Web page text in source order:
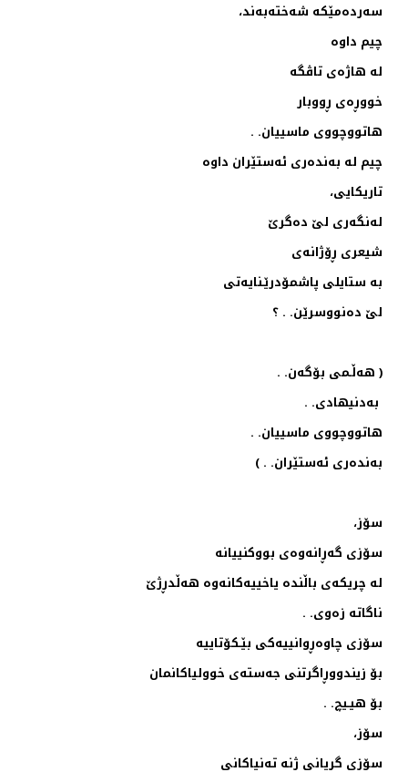
سه‌رده‌مێكه‌‌ شه‌خته‌به‌ند،
چیم داوه‌
له‌ هاژه‌ی تاڤگه‌
خووڕه‌ی ڕووبار
هاتووچووی ماسییان. .
چیم له‌ به‌نده‌ری ئه‌ستێران داوه‌
تاریكایی،
له‌نگه‌ری لێ ده‌گرێ
شیعری ڕۆژانه‌ی
به‌ ستایلی پاشمۆدرێـنایه‌تی
لێ ده‌نووسرێن. . ؟
( هه‌ڵـمی بۆگه‌ن. .
به‌دنیهادی. .
هاتووچووی ماسییان. .
به‌نده‌ری ئه‌ستێران. . )
سۆز،
سۆزی گه‌ڕانه‌وه‌ی بووكنییانه‌
له‌ چریكه‌ی باڵنده‌ یاخییه‌كانه‌وه‌ هه‌ڵدڕژێ
ناگاته‌ زه‌وی. .
سۆزی چاوه‌ڕوانییه‌كی بێـكۆتاییه‌
بۆ زیندووڕاگرتنی جه‌سته‌ی خوولیاكانمان
بۆ هیـیچ. .
سۆز،
سۆزی گریانی ژنه‌ ته‌نیاكانی